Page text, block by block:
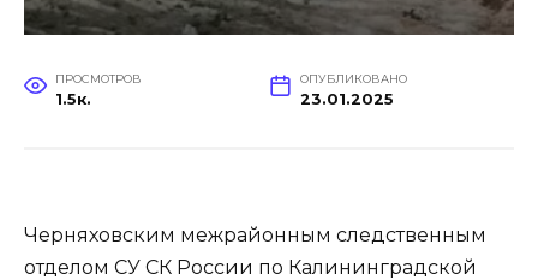
ПРОСМОТРОВ
1.5к.
ОПУБЛИКОВАНО
23.01.2025
Черняховским межрайонным следственным
отделом СУ СК России по Калининградской